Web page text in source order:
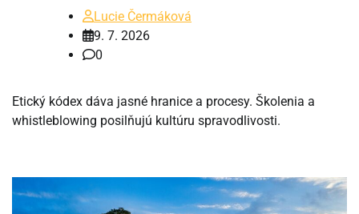
Lucie Čermáková
9. 7. 2026
0
Etický kódex dáva jasné hranice a procesy. Školenia a
whistleblowing posilňujú kultúru spravodlivosti.